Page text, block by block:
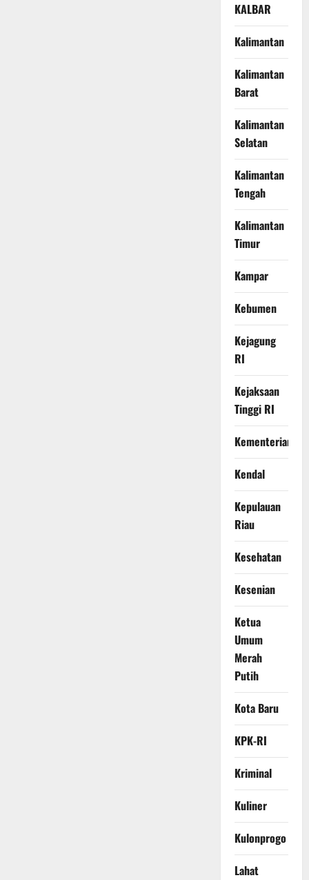
KALBAR
Kalimantan
Kalimantan
Barat
Kalimantan
Selatan
Kalimantan
Tengah
Kalimantan
Timur
Kampar
Kebumen
Kejagung
RI
Kejaksaan
Tinggi RI
Kementerian
Kendal
Kepulauan
Riau
Kesehatan
Kesenian
Ketua
Umum
Merah
Putih
Kota Baru
KPK-RI
Kriminal
Kuliner
Kulonprogo
Lahat